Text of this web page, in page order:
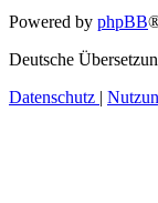
Powered by phpBB
Deutsche
Datenschutz |